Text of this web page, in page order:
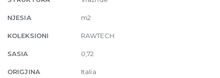
NJESIA m2
KOLEKSIONI RAWTECH
SASIA 0,72
ORIGJINA Italia